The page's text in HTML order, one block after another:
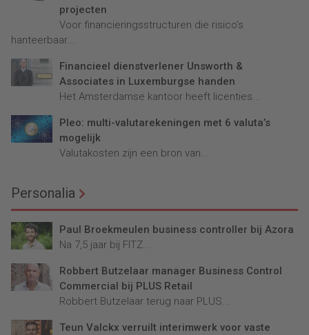
projecten
Voor financieringsstructuren die risico’s
hanteerbaar...
Financieel dienstverlener Unsworth &
Associates in Luxemburgse handen
Het Amsterdamse kantoor heeft licenties...
Pleo: multi-valutarekeningen met 6 valuta’s
mogelijk
Valutakosten zijn een bron van...
Personalia
Paul Broekmeulen business controller bij Azora
Na 7,5 jaar bij FITZ...
Robbert Butzelaar manager Business Control
Commercial bij PLUS Retail
Robbert Butzelaar terug naar PLUS...
Teun Valckx verruilt interimwerk voor vaste